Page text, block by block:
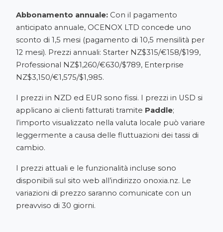
Abbonamento annuale: Con il pagamento
anticipato annuale, OCENOX LTD concede uno
sconto di 1,5 mesi (pagamento di 10,5 mensilità per
12 mesi). Prezzi annuali: Starter NZ$315/€158/$199,
Professional NZ$1,260/€630/$789, Enterprise
NZ$3,150/€1,575/$1,985.
I prezzi in NZD ed EUR sono fissi. I prezzi in USD si
applicano ai clienti fatturati tramite Paddle;
l’importo visualizzato nella valuta locale può variare
leggermente a causa delle fluttuazioni dei tassi di
cambio.
I prezzi attuali e le funzionalità incluse sono
disponibili sul sito web all’indirizzo onoxia.nz. Le
variazioni di prezzo saranno comunicate con un
preavviso di 30 giorni.